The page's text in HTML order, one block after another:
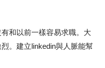
和以前一樣容易求職。大
。建立linkedin與人脈能幫